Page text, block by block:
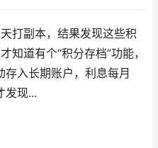
打副本，结果发现这些积
知道有个“积分存档”功能，
入长期账户，利息每月
发现...